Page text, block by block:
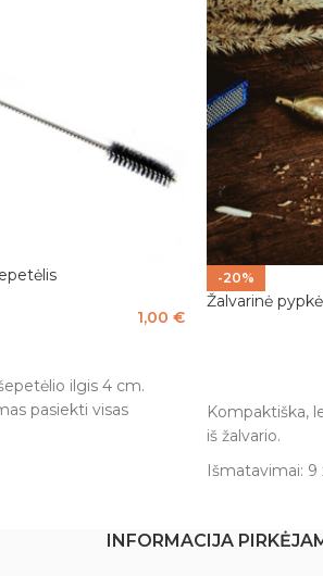
1,00 €
ilgis 4 cm.
pasiekti visas
-20%
Žalvarinė pypkė
Kompaktiška,
iš žalvario.
Išmatavimai: 9
INFORMACIJA